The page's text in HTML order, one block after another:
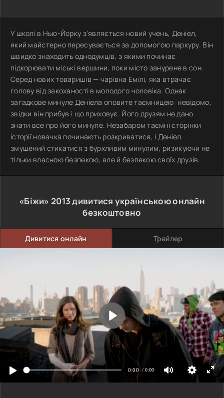
У школі в Нью-Йорку з’являється новий учень, Деніел,
який майстерно пересувається за допомогою паркуру. Він
швидко знаходить однодумців, з якими починає
підкорювати міські вершини, поки місто занурене в сон.
Серед нових товаришів — чарівна Емілі, яка втрачає
голову від закоханості в молодого чоловіка. Однак
загадкове минуле Деніела оповите таємницею: невідомо,
звідки він прибув і що приховує. Його друзям не дано
знати все про його минуле. Незабаром таємні сторінки
історії новачка починають розкриватися, і Деніел
змушений стикатися з бурхливим минулим, ризикуючи не
тільки власною безпекою, але й безпекою своїх друзів.
«Біжи» 2013дивитися українською онлайн
безкоштовно
Дивитися онлайн Трейлер